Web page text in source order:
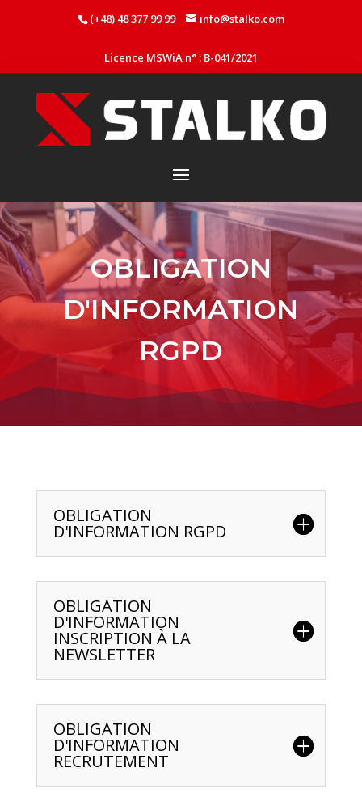
(+48) 48 377 99 99 info@stalko.com
Licence MSWiA n° : B-041/2021
OBLIGATION
D'INFORMATION
RGPD
OBLIGATION
D'INFORMATION RGPD
OBLIGATION
D'INFORMATION
INSCRIPTION À LA
NEWSLETTER
OBLIGATION
D'INFORMATION
RECRUTEMENT